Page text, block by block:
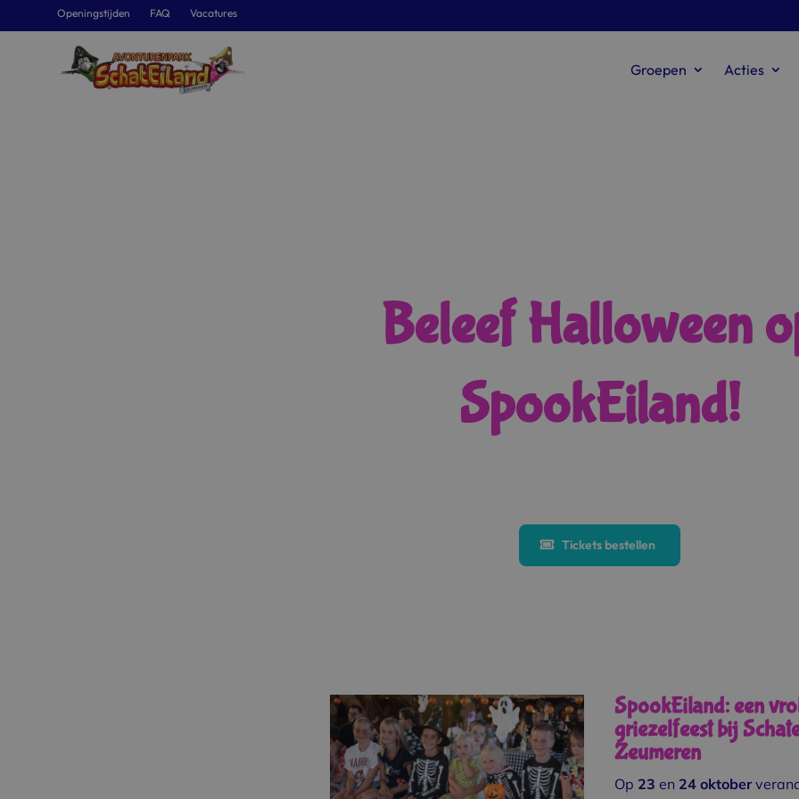
Openingstijden FAQ Vacatures
Groepen Acties
Beleef Halloween
SpookEiland!
Tickets bestellen
SpookEiland: een
griezelfeest bij
Zeumeren
Op 23 en 24 oktober